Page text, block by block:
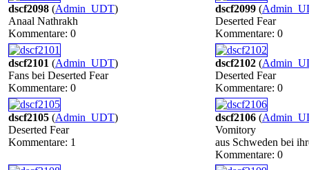
dscf2098 (Admin_UDT)
Anaal Nathrakh
Kommentare: 0
dscf2099 (
Deserted Fear
Kommentare: 0
dscf2101 (Admin_UDT)
Fans bei Deserted Fear
Kommentare: 0
dscf2102 (
Deserted Fear
Kommentare: 0
dscf2105 (Admin_UDT)
Deserted Fear
Kommentare: 1
dscf2106 (
Vomitory
aus Schweden bei
Kommentare: 0